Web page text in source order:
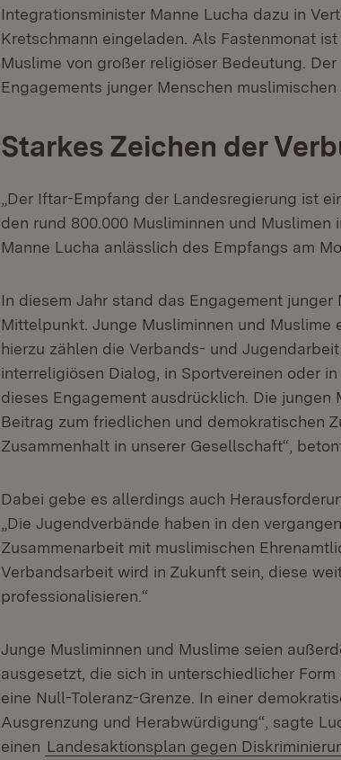
Integrationsminister Manne Lucha dazu in
Kretschmann eingeladen. Als Fastenmonat
Muslime von großer religiöser Bedeutung.
Engagements junger Menschen muslimischen
Starkes Zeichen der
„Der Iftar-Empfang der Landesregierung ist
den rund 800.000 Musliminnen und Muslimen
Manne Lucha anlässlich des Empfangs am
In diesem Jahr stand das Engagement
Mittelpunkt. Junge Musliminnen und Muslime
hierzu zählen die Verbands- und
interreligiösen Dialog, in Sportvereinen oder
dieses Engagement ausdrücklich. Die jungen
Beitrag zum friedlichen und demokratischen
Zusammenhalt in unserer Gesellschaft“,
Dabei gebe es allerdings auch
„Die Jugendverbände haben in den
Zusammenarbeit mit muslimischen
Verbandsarbeit wird in Zukunft sein, diese
professionalisieren.“
Junge Musliminnen und Muslime seien
ausgesetzt, die sich in unterschiedlicher
eine Null-Toleranz-Grenze. In einer
Ausgrenzung und Herabwürdigung“, sagte
einen Landesaktionsplan gegen